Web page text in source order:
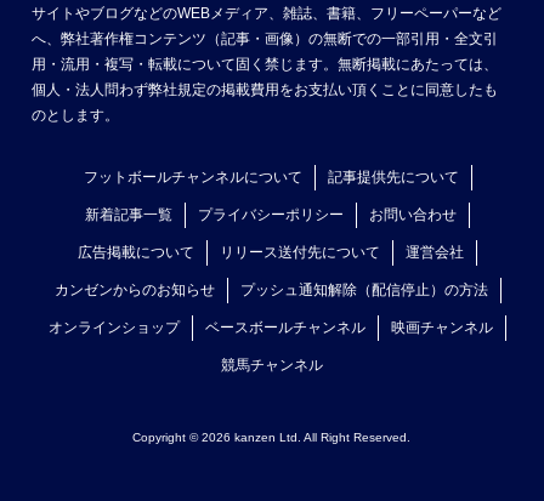
サイトやブログなどのWEBメディア、雑誌、書籍、フリーペーパーなど
へ、弊社著作権コンテンツ（記事・画像）の無断での一部引用・全文引
用・流用・複写・転載について固く禁じます。無断掲載にあたっては、
個人・法人問わず弊社規定の掲載費用をお支払い頂くことに同意したも
のとします。
フットボールチャンネルについて 記事提供先について
新着記事一覧 プライバシーポリシー お問い合わせ
広告掲載について リリース送付先について 運営会社
カンゼンからのお知らせ プッシュ通知解除（配信停止）の方法
オンラインショップ ベースボールチャンネル 映画チャンネル
競馬チャンネル
Copyright © 2026 kanzen Ltd. All Right Reserved.